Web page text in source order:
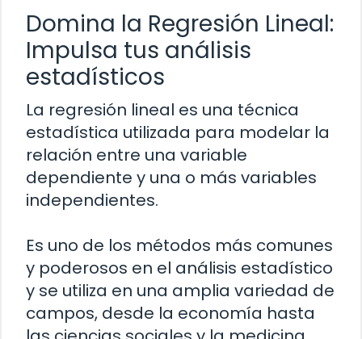
Domina la Regresión Lineal:
Impulsa tus análisis
estadísticos
La regresión lineal es una técnica
estadística utilizada para modelar la
relación entre una variable
dependiente y una o más variables
independientes.
Es uno de los métodos más comunes
y poderosos en el análisis estadístico
y se utiliza en una amplia variedad de
campos, desde la economía hasta